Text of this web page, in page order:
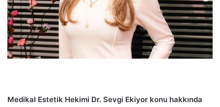
Medikal Estetik Hekimi Dr. Sevgi Ekiyor konu hakkında